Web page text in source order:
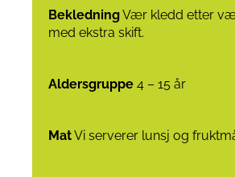
BekledningVær kledd etter
med ekstra skift.
Aldersgruppe 4 – 15 år
MatVi serverer lunsj og